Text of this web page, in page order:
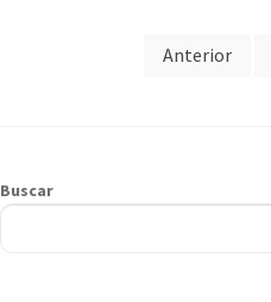
Anterior
Buscar